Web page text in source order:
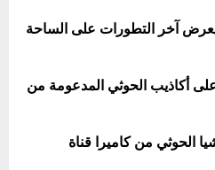
آخر التطورات على الساحة
أكاذيب الحوثي المدعومة من
الحوثي من كاميرا قناة